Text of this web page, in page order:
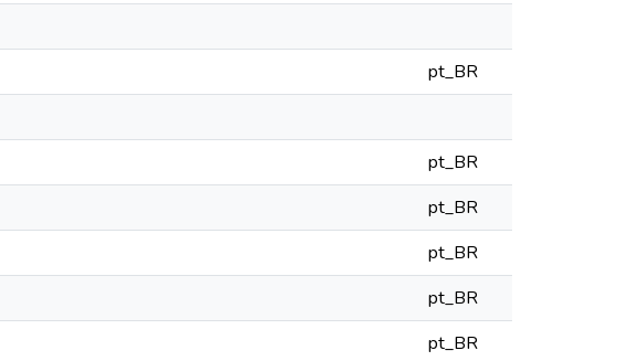
pt_BR
pt_BR
pt_BR
pt_BR
pt_BR
pt_BR